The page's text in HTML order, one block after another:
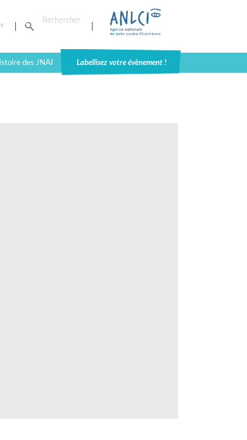
des JNAI Labellisez votre évènement !